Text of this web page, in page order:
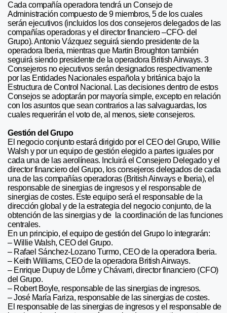
Cada compañía operadora tendrá un Consejo de
Administración compuesto de 9 miembros, 5 de los cuales
serán ejecutivos (incluidos los dos consejeros delegados de las
compañías operadoras y el director financiero –CFO- del
Grupo). Antonio Vázquez seguirá siendo presidente de la
operadora Iberia, mientras que Martin Broughton también
seguirá siendo presidente de la operadora British Airways. 3
Consejeros no ejecutivos serán designados respectivamente
por las Entidades Nacionales española y británica bajo la
Estructura de Control Nacional. Las decisiones dentro de estos
Consejos se adoptarán por mayoría simple, excepto en relación
con los asuntos que sean contrarios a las salvaguardas, los
cuales requerirán el voto de, al menos, siete consejeros.
Gestión del Grupo
El negocio conjunto estará dirigido por el CEO del Grupo, Willie
Walsh y por un equipo de gestión elegido a partes iguales por
cada una de las aerolíneas. Incluirá el Consejero Delegado y el
director financiero del Grupo, los consejeros delegados de cada
una de las compañías operadoras (British Airways e Iberia), el
responsable de sinergias de ingresos y el responsable de
sinergias de costes. Este equipo será el responsable de la
dirección global y de la estrategia del negocio conjunto, de la
obtención de las sinergias y de la coordinación de las funciones
centrales.
En un principio, el equipo de gestión del Grupo lo integrarán:
– Willie Walsh, CEO del Grupo.
– Rafael Sánchez-Lozano Turmo, CEO de la operadora Iberia.
– Keith Williams, CEO de la operadora British Airways.
– Enrique Dupuy de Lôme y Chávarri, director financiero (CFO)
del Grupo.
– Robert Boyle, responsable de las sinergias de ingresos.
– José María Fariza, responsable de las sinergias de costes.
El responsable de las sinergias de ingresos y el responsable de